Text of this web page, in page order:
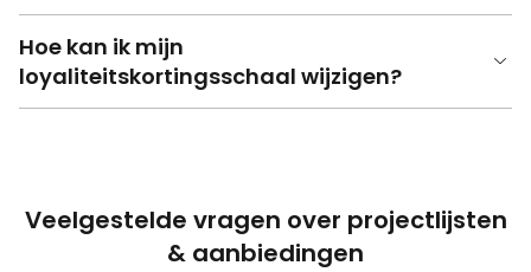
Hoe kan ik mijn
loyaliteitskortingsschaal wijzigen?
Veelgestelde vragen over projectlijsten
& aanbiedingen